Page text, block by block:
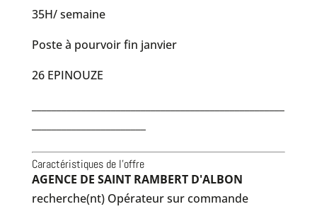
35H/ semaine
Poste à pourvoir fin janvier
26 EPINOUZE
Caractéristiques de l'offre
AGENCE DE SAINT RAMBERT D'ALBON
recherche(nt) Opérateur sur commande